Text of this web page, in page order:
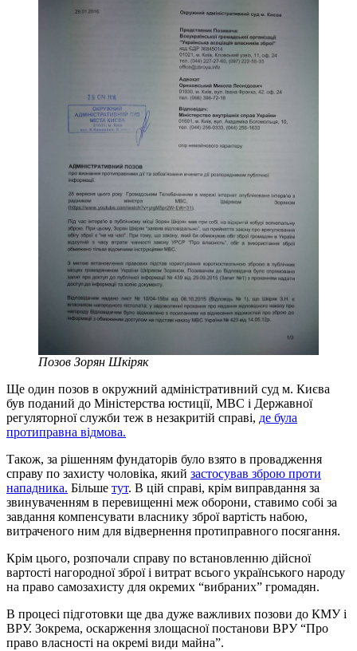
Позов Зорян Шкіряк
Ще один позов в окружний адміністративний суд м. Києва
був поданий до Міністерства юстиції, МВС і Державної
регуляторної служби теж в незакритій справі, де була
протиправна відмова.
Також, за рішенням фундаторів було взято в провадження
справу по захисту чоловіка, який застосував зброю проти
нападника. Більше тут. В цій справі, крім виправдання за
звинуваченням в перевищенні меж оборони, ставимо собі за
завдання компенсувати власнику зброї вартість набою,
витраченого ним для відвернення протиправного посягання.
Крім цього, розпочали справу по встановленню дійсної
вартості нагородної зброї і витрат всього українського народу
на право самозахисту для окремих “вибраних” громадян.
В процесі підготовки ще два дуже важливих позови до КМУ і
ВРУ. Зокрема, оскарження злощасної постанови ВРУ “Про
право власності на окремі види майна”.